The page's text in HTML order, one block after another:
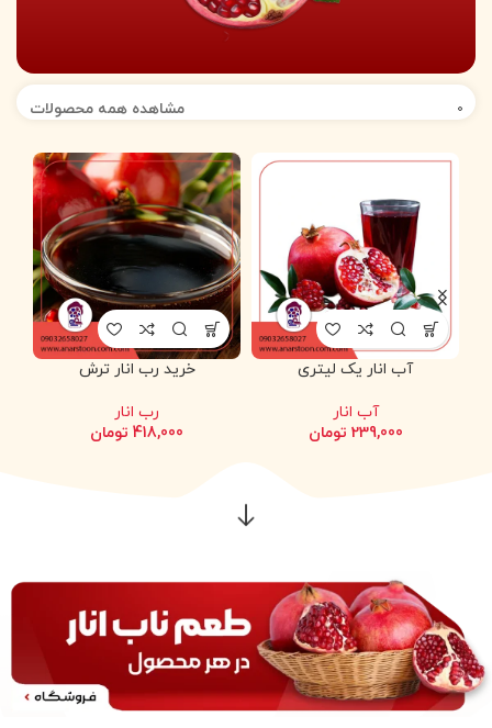
مشاهده همه محصولات
آب انار یک لیتری
آب انار
239,000 تومان
خرید رب انار ترش
رب انار
418,000 تومان